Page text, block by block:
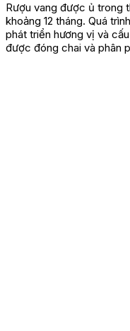
Rượu vang được ủ trong
khoảng 12 tháng. Quá
phát triển hương vị và
được đóng chai và phân